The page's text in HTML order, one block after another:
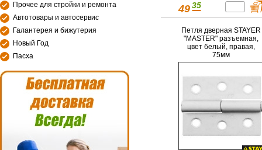
Прочее для стройки и ремонта
Автотовары и автосервис
Галантерея и бижутерия
Новый Год
Пасха
49 35
Петля дверная STAYER
"MASTER" разъемная,
цвет белый, правая,
75мм